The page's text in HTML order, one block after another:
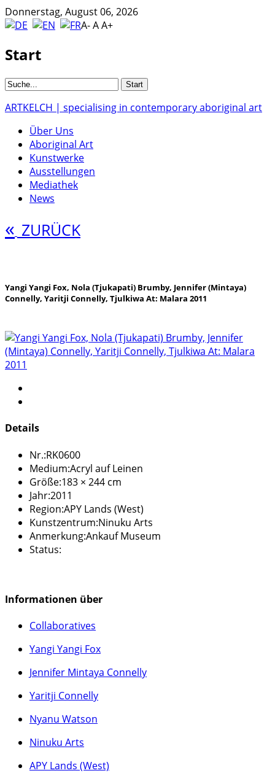
Donnerstag, August 06, 2026
A-AA+
Start
ARTKELCH | specialising in contemporary aboriginal art
Über Uns
Aboriginal Art
Kunstwerke
Ausstellungen
Mediathek
News
« ZURÜCK
Yangi Yangi Fox, Nola (Tjukapati) Brumby, Jennifer (Mintaya)
Connelly, Yaritji Connelly, Tjulkiwa At: Malara 2011
Details
Nr.:RK0600
Medium:Acryl auf Leinen
Größe:183 × 244 cm
Jahr:2011
Region:APY Lands (West)
Kunstzentrum:Ninuku Arts
Anmerkung:Ankauf Museum
Status:
Informationen über
Collaboratives
Yangi Yangi Fox
Jennifer Mintaya Connelly
Yaritji Connelly
Nyanu Watson
Ninuku Arts
APY Lands (West)